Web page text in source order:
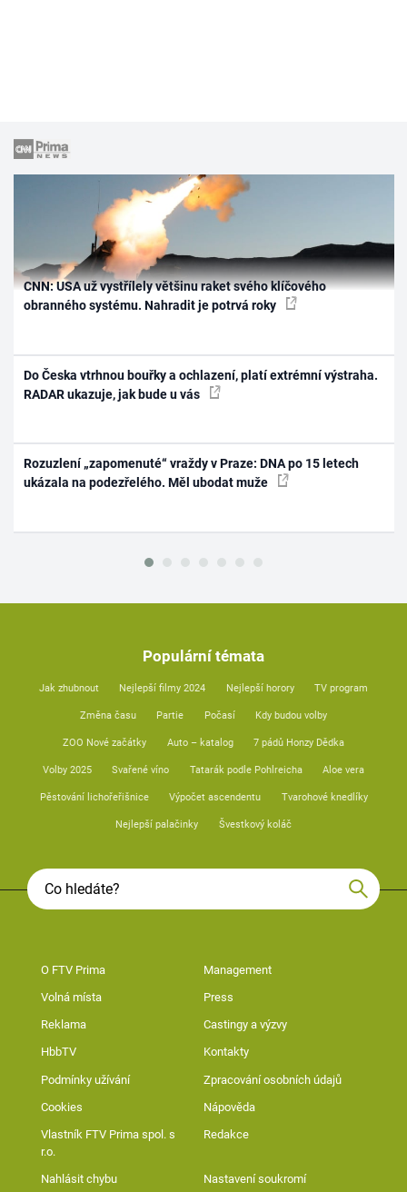
CNN: USA už vystřílely většinu raket svého klíčového
obranného systému. Nahradit je potrvá roky
Do Česka vtrhnou bouřky a ochlazení, platí extrémní výstraha.
RADAR ukazuje, jak bude u vás
Rozuzlení „zapomenuté“ vraždy v Praze: DNA po 15 letech
ukázala na podezřelého. Měl ubodat muže
Populární témata
Jak zhubnout Nejlepší filmy 2024 Nejlepší horory TV program
Změna času Partie Počasí Kdy budou volby
ZOO Nové začátky Auto – katalog 7 pádů Honzy Dědka
Volby 2025 Svařené víno Tatarák podle Pohlreicha Aloe vera
Pěstování lichořeřišnice Výpočet ascendentu Tvarohové knedlíky
Nejlepší palačinky Švestkový koláč
O FTV Prima Management
Volná místa Press
Reklama Castingy a výzvy
HbbTV Kontakty
Podmínky užívání Zpracování osobních údajů
Cookies Nápověda
Vlastník FTV Prima spol. s
r.o.
Redakce
Nahlásit chybu Nastavení soukromí